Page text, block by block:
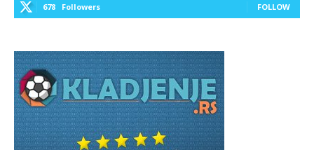
678 Followers FOLLOW